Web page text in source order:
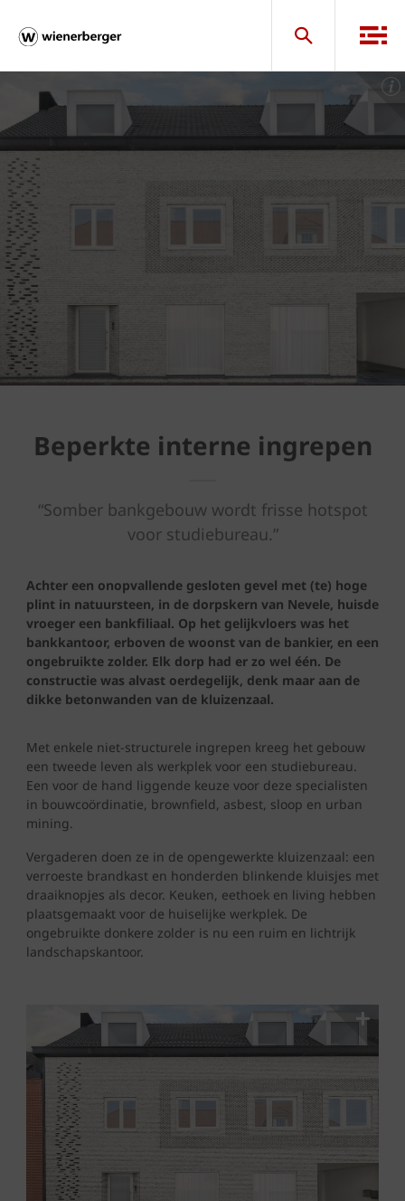
Beperkte interne ingrepen
“Somber bankgebouw wordt frisse hotspot
voor studiebureau.”
Achter een onopvallende gesloten gevel met (te) hoge
plint in natuursteen, in de dorpskern van Nevele, huisde
vroeger een bankfiliaal. Op het gelijkvloers was het
bankkantoor, erboven de woonst van de bankier, en een
ongebruikte zolder. Elk dorp had er zo wel één. De
constructie was alvast oerdegelijk, denk maar aan de
dikke betonwanden van de kluizenzaal.
Met enkele niet-structurele ingrepen kreeg het gebouw
een tweede leven als werkplek voor een studiebureau.
Een voor de hand liggende keuze voor deze specialisten
in bouwcoördinatie, brownfield, asbest, sloop en urban
mining.
Vergaderen doen ze in de opengewerkte kluizenzaal: een
verroeste brandkast en honderden blinkende kluisjes met
draaiknopjes als decor. Keuken, eethoek en living hebben
plaatsgemaakt voor de huiselijke werkplek. De
ongebruikte donkere zolder is nu een ruim en lichtrijk
landschapskantoor.